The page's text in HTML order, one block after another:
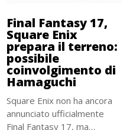
Final Fantasy 17,
Square Enix
prepara il terreno:
possibile
coinvolgimento di
Hamaguchi
Square Enix non ha ancora
annunciato ufficialmente
Final Fantasy 17, ma